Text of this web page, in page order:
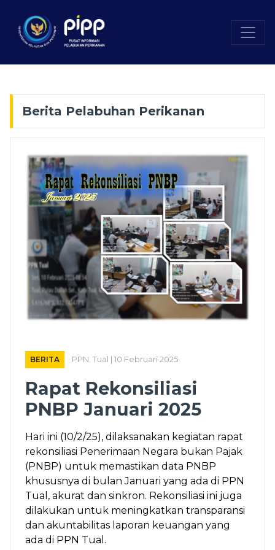
Berita Pelabuhan Perikanan
BERITA PPN. Tual | 10 Februari 2025
Rapat Rekonsiliasi
PNBP Januari 2025
Hari ini (10/2/25), dilaksanakan kegiatan rapat
rekonsiliasi Penerimaan Negara bukan Pajak
(PNBP) untuk memastikan data PNBP
khususnya di bulan Januari yang ada di PPN
Tual, akurat dan sinkron. Rekonsiliasi ini juga
dilakukan untuk meningkatkan transparansi
dan akuntabilitas laporan keuangan yang
ada di PPN Tual.